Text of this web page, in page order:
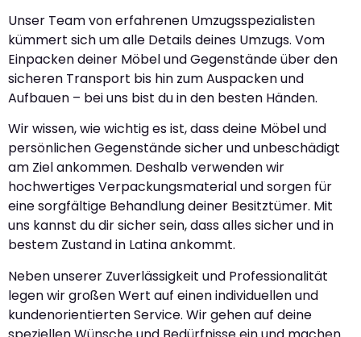
Unser Team von erfahrenen Umzugsspezialisten
kümmert sich um alle Details deines Umzugs. Vom
Einpacken deiner Möbel und Gegenstände über den
sicheren Transport bis hin zum Auspacken und
Aufbauen – bei uns bist du in den besten Händen.
Wir wissen, wie wichtig es ist, dass deine Möbel und
persönlichen Gegenstände sicher und unbeschädigt
am Ziel ankommen. Deshalb verwenden wir
hochwertiges Verpackungsmaterial und sorgen für
eine sorgfältige Behandlung deiner Besitztümer. Mit
uns kannst du dir sicher sein, dass alles sicher und in
bestem Zustand in Latina ankommt.
Neben unserer Zuverlässigkeit und Professionalität
legen wir großen Wert auf einen individuellen und
kundenorientierten Service. Wir gehen auf deine